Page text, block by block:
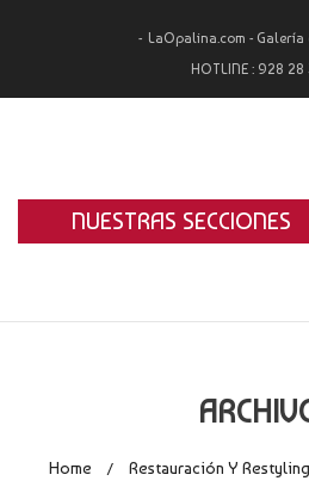
LaOpalina.com -
HOTLINE : 928 28
NUESTRAS SECCIONES
LA OPALINA
Home / Restauración Y